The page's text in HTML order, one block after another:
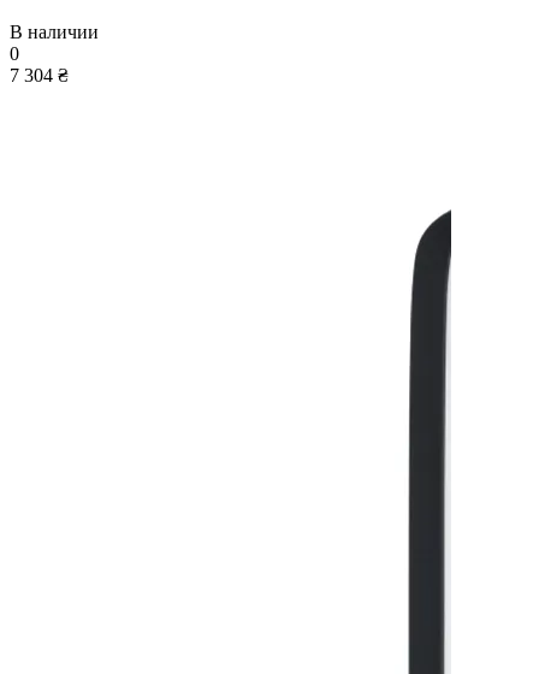
В наличии
0
7 304 ₴